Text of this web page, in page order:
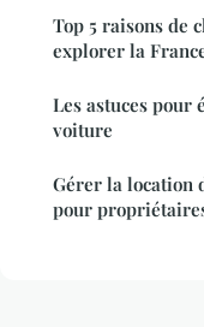
Top 5 raisons de
explorer la
Les astuces pour
voiture
Gérer la location
pour